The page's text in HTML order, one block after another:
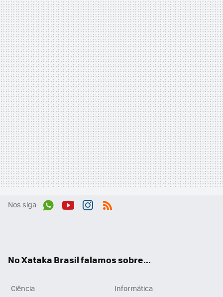
Nos siga
No Xataka Brasil falamos sobre...
Ciência
Informática